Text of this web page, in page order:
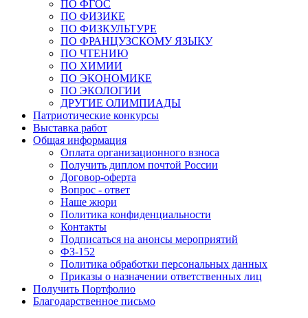
ПО ФГОС
ПО ФИЗИКЕ
ПО ФИЗКУЛЬТУРЕ
ПО ФРАНЦУЗСКОМУ ЯЗЫКУ
ПО ЧТЕНИЮ
ПО ХИМИИ
ПО ЭКОНОМИКЕ
ПО ЭКОЛОГИИ
ДРУГИЕ ОЛИМПИАДЫ
Патриотические конкурсы
Выставка работ
Общая информация
Оплата организационного взноса
Получить диплом почтой России
Договор-оферта
Вопрос - ответ
Наше жюри
Политика конфиденциальности
Контакты
Подписаться на анонсы мероприятий
ФЗ-152
Политика обработки персональных данных
Приказы о назначении ответственных лиц
Получить Портфолио
Благодарственное письмо